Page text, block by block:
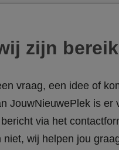
zijn
vraag, een idee of
JouwNieuwePlek is er
via het
niet, wij helpen jou